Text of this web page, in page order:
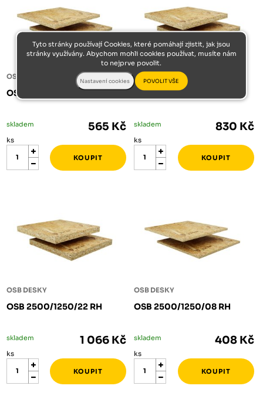
OSB DESKY
OSB 2500/1250/12 RH
skladem 565 Kč
ks
OSB DESKY
OSB 2500/1250/18 RH
skladem 830 Kč
ks
OSB DESKY
OSB 2500/1250/22 RH
skladem 1 066 Kč
ks
OSB DESKY
OSB 2500/1250/08 RH
skladem 408 Kč
ks
Tyto stránky používají Cookies, které pomáhají zjistit, jak jsou
stránky využívány. Abychom mohli cookies používat, musíte nám
to nejprve povolit.